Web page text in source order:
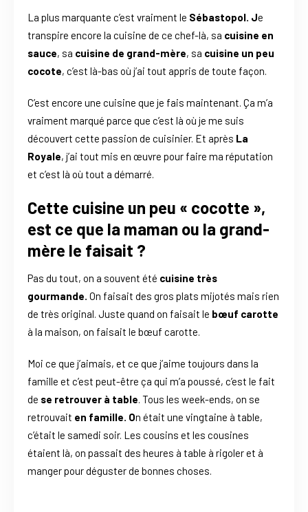
La plus marquante c’est vraiment le Sébastopol. Je
transpire encore la cuisine de ce chef-là, sa cuisine en
sauce, sa cuisine de grand-mère, sa cuisine un peu
cocote, c’est là-bas où j’ai tout appris de toute façon.
C’est encore une cuisine que je fais maintenant. Ça m’a
vraiment marqué parce que c’est là où je me suis
découvert cette passion de cuisinier. Et après La
Royale, j’ai tout mis en œuvre pour faire ma réputation
et c’est là où tout a démarré.
Cette cuisine un peu « cocotte »,
est ce que la maman ou la grand-
mère le faisait ?
Pas du tout, on a souvent été cuisine très
gourmande. On faisait des gros plats mijotés mais rien
de très original. Juste quand on faisait le bœuf carotte
à la maison, on faisait le bœuf carotte.
Moi ce que j’aimais, et ce que j’aime toujours dans la
famille et c’est peut-être ça qui m’a poussé, c’est le fait
de se retrouver à table. Tous les week-ends, on se
retrouvait en famille. On était une vingtaine à table,
c’était le samedi soir. Les cousins et les cousines
étaient là, on passait des heures à table à rigoler et à
manger pour déguster de bonnes choses.